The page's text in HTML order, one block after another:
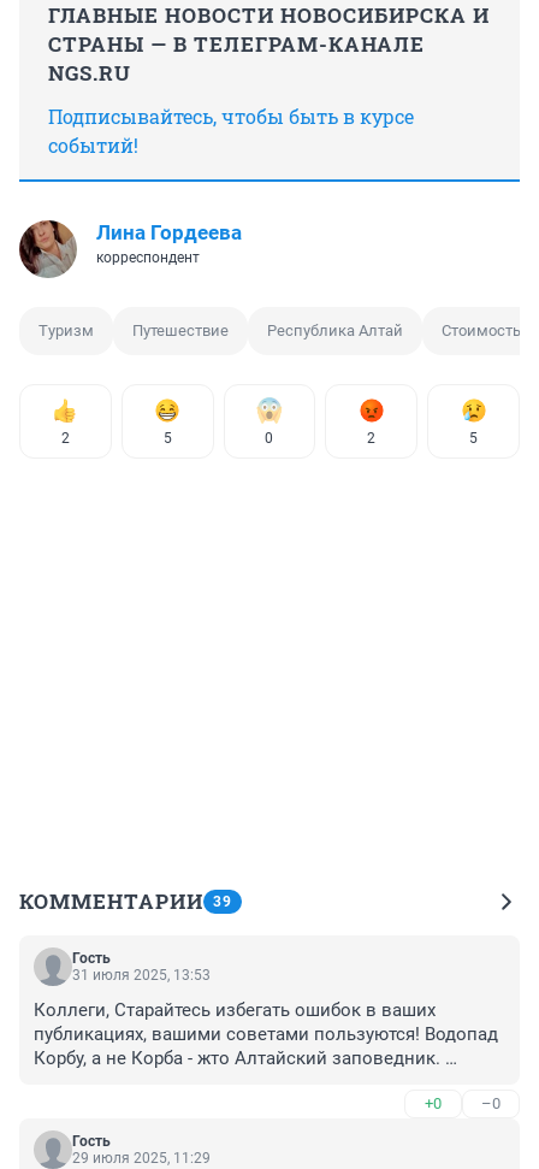
ГЛАВНЫЕ НОВОСТИ НОВОСИБИРСКА И
СТРАНЫ — В ТЕЛЕГРАМ-КАНАЛЕ
NGS.RU
Подписывайтесь, чтобы быть в курсе
событий!
Лина Гордеева
корреспондент
Туризм Путешествие Республика Алтай Стоимость
2 5 0 2 5
КОММЕНТАРИИ 39
Гость
31 июля 2025, 13:53
Коллеги, Старайтесь избегать ошибок в ваших
публикациях, вашими советами пользуются! Водопад
Корбу, а не Корба - жто Алтайский заповедник.
никак не находится на Чуйском тракте, так же как
перевал Катуярык
+0 –0
Гость
29 июля 2025, 11:29